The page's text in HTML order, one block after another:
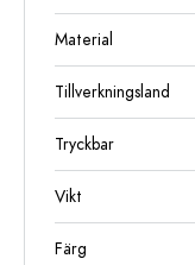
Material
Tillverkningsland
Tryckbar
Vikt
Färg